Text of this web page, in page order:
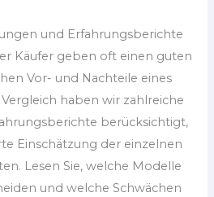
und Erfahrungsberichte
Käufer geben oft einen guten
Vor- und Nachteile eines
haben wir zahlreiche
berücksichtigt,
Einschätzung der einzelnen
Lesen Sie, welche Modelle
und welche Schwächen